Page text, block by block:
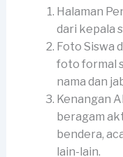
Halaman
dari kepala
Foto Siswa
foto formal
nama dan
Kenangan
beragam
bendera,
lain-lain.